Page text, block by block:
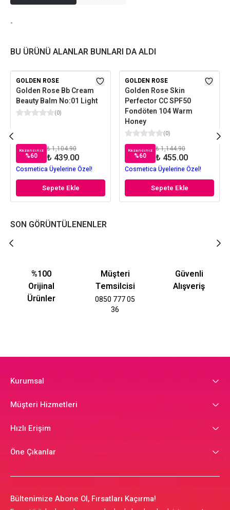
-
BU ÜRÜNÜ ALANLAR BUNLARI DA ALDI
GOLDEN ROSE
Golden Rose Bb Cream
Beauty Balm No:01 Light
(0)
Kazancınız
%60
₺ 1,104.90
₺ 439.00
Cosmetica Üyelerine Özel!
Sepete Ekle
GOLDEN ROSE
Golden Rose Skin
Perfector CC SPF50
Fondöten 104 Warm
Honey
(0)
Kazancınız
%60
₺ 1,144.90
₺ 455.00
Cosmetica Üyelerine Özel!
Sepete Ekle
SON GÖRÜNTÜLENENLER
%100
Orijinal
Ürünler
Müşteri
Temsilcisi
0850 777 05
36
Güvenli
Alışveriş
Kurumsal
Müşteri Hizmetleri
Hızlı Erişim
Öne Çıkanlar
Bültenimize Abone Ol, Fırsatları Kaçırma!